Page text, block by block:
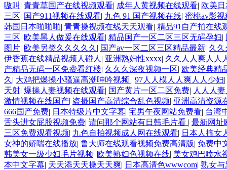
嗷叫 | 青青草国产在线视频观看| 成年人黄视频在线观看| 欧美
三区| 国产911视频在线观看| 九色 91 国产视频在线| 蜜桃av影
韩国日本啪啪啪| 青青操视频在线天天观看| 精品91自产拍在线
三区| 欧美黑人做爰在线观看| 精品国产一区二区三区无码孕妇|
图片| 欧美另类久久久久久 | 国产av一区二区三区精品最新| 久久
伊香蕉在线精品视频人碰人 | 亚洲熟妇性xxxx| 久久人人爽人人
产精品无码一区免费看红楼| 久久久深夜视频一区| 欧美经典精
久 | 大鸡把爆操小骚逼高潮呻吟视频 | 97人人模人人爽人人少妇|
天射| 爆操人妻视频在线观看| 国产黄片一区二区免费| 人人人
激情视频在线国产| 盗摄国产高清综合乱色视频| 亚洲高清资源
666国产免费| 日本特级片中文字幕| 宅男午夜网站免费看| 台湾
舌头进女屁股视频免费| 请问那个网站有日韩毛片看 | 最新网址
三区免费观看视频| 九色自拍视频成人网在线观看| 日本人搞女
女神的娇喘在线播放| 鲁大师在线观看视频免费高清版| 免费中
韩美女一级少妇毛片视频| 欧美熟妇色视频在线| 美女鸡巴喷水
本中文字幕| 天天添天天操天天爽| 日本高清色wwwcom| 熟女与